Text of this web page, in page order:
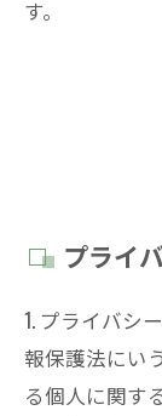
す。
プライ
1. プライバシ
報保護法にい
る個人に関す